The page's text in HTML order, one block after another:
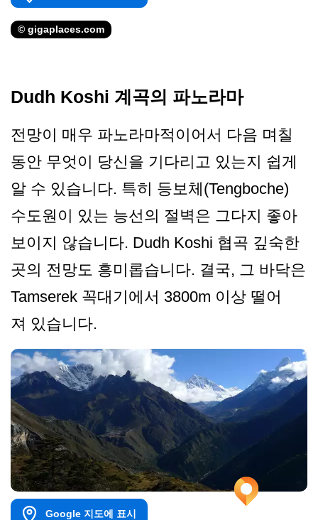
© gigaplaces.com
Dudh Koshi 계곡의 파노라마
전망이 매우 파노라마적이어서 다음 며칠
동안 무엇이 당신을 기다리고 있는지 쉽게
알 수 있습니다. 특히 등보체(Tengboche)
수도원이 있는 능선의 절벽은 그다지 좋아
보이지 않습니다. Dudh Koshi 협곡 깊숙한
곳의 전망도 흥미롭습니다. 결국, 그 바닥은
Tamserek 꼭대기에서 3800m 이상 떨어
져 있습니다.
Google 지도에 표시